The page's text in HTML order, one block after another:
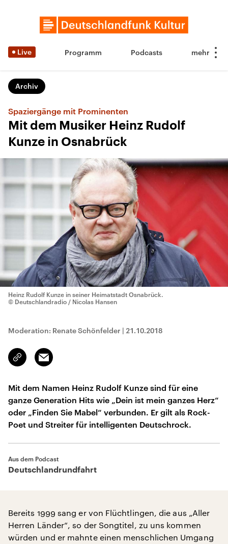
Live Programm Podcasts
Archiv
Spaziergänge mit Prominenten
Mit dem Musiker Heinz Rudolf
Kunze in Osnabrück
Heinz Rudolf Kunze in seiner Heimatstadt Osnabrück.
© Deutschlandradio / Nicolas Hansen
Moderation: Renate Schönfelder | 21.10.2018
Link
kopieren/teilen
Email
Mit dem Namen Heinz Rudolf Kunze sind für eine
ganze Generation Hits wie „Dein ist mein ganzes Herz“
oder „Finden Sie Mabel“ verbunden. Er gilt als Rock-
Poet und Streiter für intelligenten Deutschrock.
Aus dem Podcast
Deutschlandrundfahrt
Bereits 1999 sang er von Flüchtlingen, die aus „Aller
Herren Länder“, so der Songtitel, zu uns kommen
würden und er mahnte einen menschlichen Umgang